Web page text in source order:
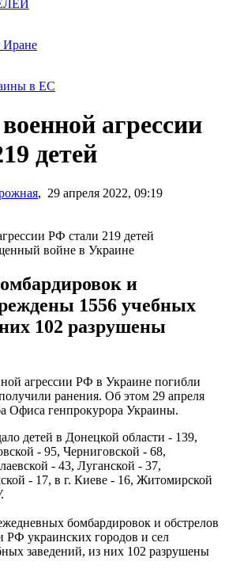
Иране
в ЕС
агрессии
детей
, 29 апреля 2022, 09:19
войне в Украине
и
1556 учебных
102 разрушены
агрессии РФ в Украине погибли
ранения. Об этом 29 апреля
Офиса генпрокурора Украины.
детей в Донецкой области - 139,
- 95, Черниговской - 68,
- 43, Луганской - 37,
- 17, в г. Киеве - 16, Житомирской
бомбардировок и обстрелов
украинских городов и сел
заведений, из них 102 разрушены